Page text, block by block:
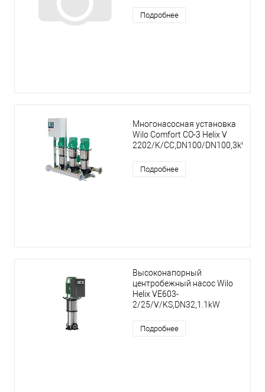
Подробнее
Многонасосная установка
Wilo Comfort CO-3 Helix V
2202/K/CC,DN100/DN100,3kW
Подробнее
Высоконапорный
центробежный насос Wilo
Helix VE603-
2/25/V/KS,DN32,1.1kW
Подробнее